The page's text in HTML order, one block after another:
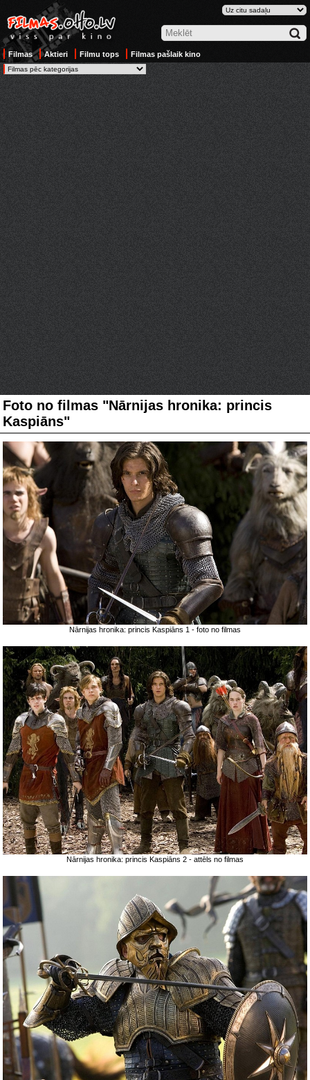
Filmas Aktieri Filmu tops Filmas pašlaik kino
Foto no filmas "Nārnijas hronika: princis
Kaspiāns"
Nārnijas hronika: princis Kaspiāns 1 - foto no filmas
Nārnijas hronika: princis Kaspiāns 2 - attēls no filmas